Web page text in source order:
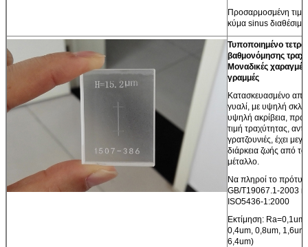
Προσαρμοσμένη τιμή
κύμα sinus διαθέσιμα.
Τυποποιημένο
βαθμονόμησης
Μοναδικές
γραμμές
Κατασκευασμένο από
γυαλί, με υψηλή
υψηλή ακρίβεια,
τιμή τραχύτητας, αντι
γρατζουνιές, έχει
διάρκεια ζωής από το
μέταλλο.
Να πληροί το
GB/T19067.1-2003
ISO5436-1:2000
Εκτίμηση:
0,4um, 0,8um,
6,4um)